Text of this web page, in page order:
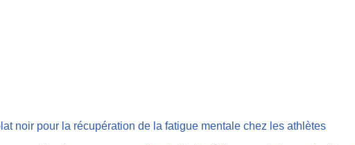
noir pour la récupération de la fatigue mentale chez les athlètes